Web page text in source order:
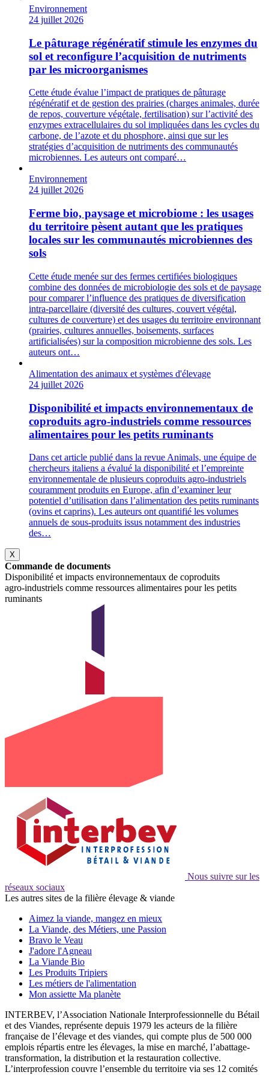
Environnement
24 juillet 2026
Le pâturage régénératif stimule les enzymes du
sol et reconfigure l’acquisition de nutriments
par les microorganismes
Cette étude évalue l’impact de pratiques de pâturage
régénératif et de gestion des prairies (charges animales, durée
de repos, couverture végétale, fertilisation) sur l’activité des
enzymes extracellulaires du sol impliquées dans les cycles du
carbone, de l’azote et du phosphore, ainsi que sur les
stratégies d’acquisition de nutriments des communautés
microbiennes. Les auteurs ont comparé…
Environnement
24 juillet 2026
Ferme bio, paysage et microbiome : les usages
du territoire pèsent autant que les pratiques
locales sur les communautés microbiennes des
sols
Cette étude menée sur des fermes certifiées biologiques
combine des données de microbiologie des sols et de paysage
pour comparer l’influence des pratiques de diversification
intra-parcellaire (diversité des cultures, couvert végétal,
cultures de couverture) et des usages du territoire environnant
(prairies, cultures annuelles, boisements, surfaces
artificialisées) sur la composition microbienne des sols. Les
auteurs ont…
Alimentation des animaux et systèmes d'élevage
24 juillet 2026
Disponibilité et impacts environnementaux de
coproduits agro‑industriels comme ressources
alimentaires pour les petits ruminants
Dans cet article publié dans la revue Animals, une équipe de
chercheurs italiens a évalué la disponibilité et l’empreinte
environnementale de plusieurs coproduits agro‑industriels
couramment produits en Europe, afin d’examiner leur
potentiel d’utilisation dans l’alimentation des petits ruminants
(ovins et caprins). Les auteurs ont quantifié les volumes
annuels de sous‑produits issus notamment des industries
des…
X
Commande de documents
Disponibilité et impacts environnementaux de coproduits
agro‑industriels comme ressources alimentaires pour les petits
ruminants
Nous suivre sur les
réseaux sociaux
Les autres sites de la filière élevage & viande
Aimez la viande, mangez en mieux
La Viande, des Métiers, une Passion
Bravo le Veau
J'adore l'Agneau
La Viande Bio
Les Produits Tripiers
Les métiers de l'alimentation
Mon assiette Ma planète
INTERBEV, l’Association Nationale Interprofessionnelle du Bétail
et des Viandes, représente depuis 1979 les acteurs de la filière
française de l’élevage et des viandes, qui compte plus de 500 000
emplois répartis entre les élevages, la mise en marché, l’abattage-
transformation, la distribution et la restauration collective.
L’interprofession couvre l’ensemble du territoire via ses 12 comités